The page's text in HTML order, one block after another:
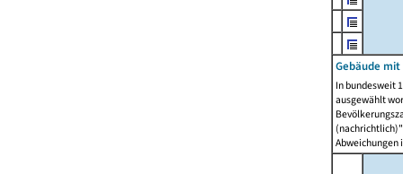
Gebäude mit
In bundesweit
ausgewählt
Abweichungen